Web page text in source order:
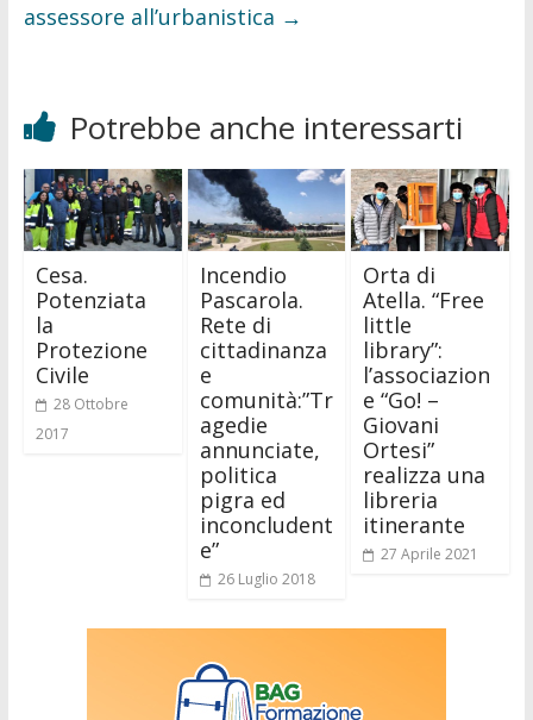
assessore all’urbanistica →
Potrebbe anche interessarti
Cesa.
Potenziata
la
Protezione
Civile
28 Ottobre
2017
Incendio
Pascarola.
Rete di
cittadinanza
e
comunità:”Tr
agedie
annunciate,
politica
pigra ed
inconcludent
e”
26 Luglio 2018
Orta di
Atella. “Free
little
library”:
l’associazion
e “Go! –
Giovani
Ortesi”
realizza una
libreria
itinerante
27 Aprile 2021